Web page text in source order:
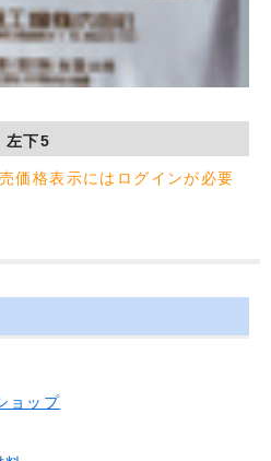
左下5
価格表示にはログインが必要
ョップ